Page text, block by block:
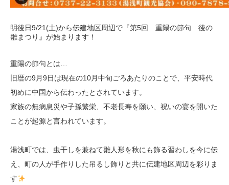
明後日9/21(土)から伝建地区周辺で『第5回 重陽の節句 後の
雛まつり』が始まります！
重陽の節句とは…
旧暦の9月9日は現在の10月中旬ごろあたりのことで、平安時代
初めに中国から伝わったとされています。
家族の無病息災や子孫繁栄、不老長寿を願い、祝いの宴を開いた
ことが起源と言われています。
湯浅町では、虫干しを兼ねて雛人形を秋にも飾る習わしを今に伝
え、町の人が手作りした吊るし飾りと共に伝建地区周辺を彩りま
す